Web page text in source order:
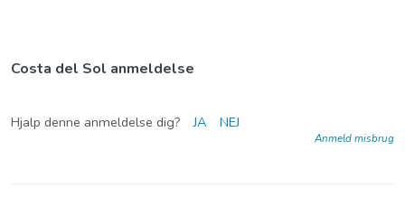
Costa del Sol anmeldelse
Hjalp denne anmeldelse dig? JA NEJ
Anmeld misbrug